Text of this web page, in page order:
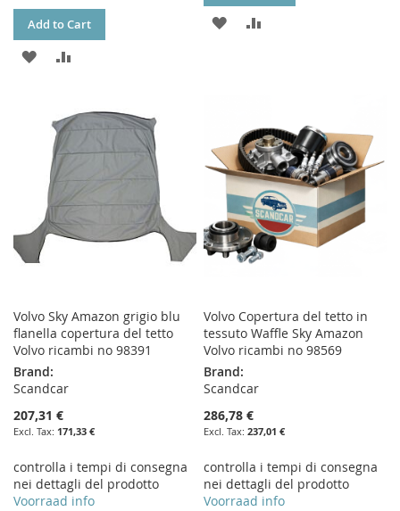
Add to Cart
ADD
WISH
LIST
COMPARE
ADD
Volvo Sky Amazon grigio blu
flanella copertura del tetto
Volvo ricambi no 98391
Brand:
Scandcar
207,31 €
171,33 €
controlla i tempi di consegna
nei dettagli del prodotto
Voorraad info
Volvo Copertura del tetto in
tessuto Waffle Sky Amazon
Volvo ricambi no 98569
Brand:
Scandcar
286,78 €
237,01 €
controlla i tempi di consegna
nei dettagli del prodotto
Voorraad info